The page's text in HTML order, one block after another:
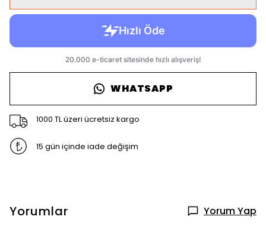
WHATSAPP
1000 TL üzeri ücretsiz kargo
15 gün içinde iade değişim
Yorumlar Yorum Yap